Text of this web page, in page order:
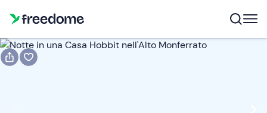
Prenota Regala